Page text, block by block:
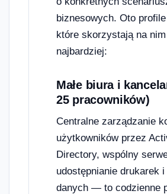
biznesowych. Oto
które skorzystają na nim
najbardziej:
Małe biura i
25 pracowników)
Centralne zarządzanie
użytkowników przez
Directory, wspólny
udostępnianie drukarek
danych — to codzienne